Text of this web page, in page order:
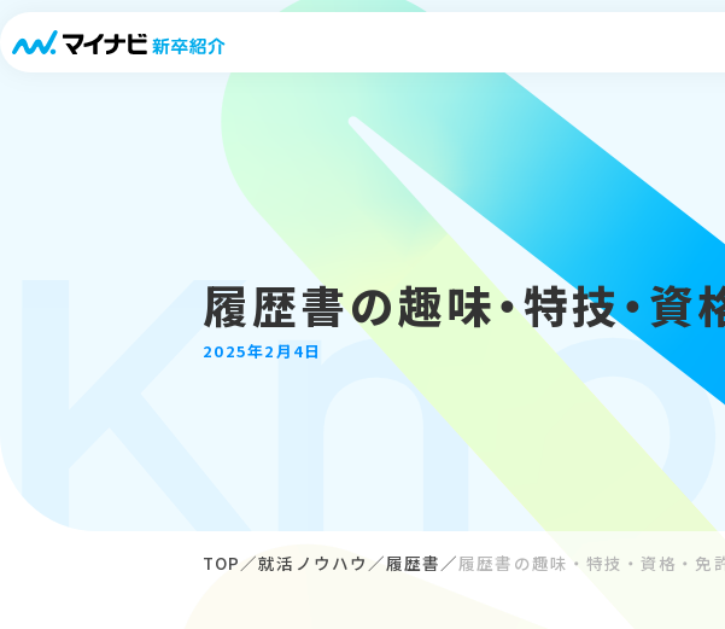
履歴書の趣味・特技・資
2025年2月4日
TOP 就活ノウハウ 履歴書 履歴書の趣味・特技・資格・免